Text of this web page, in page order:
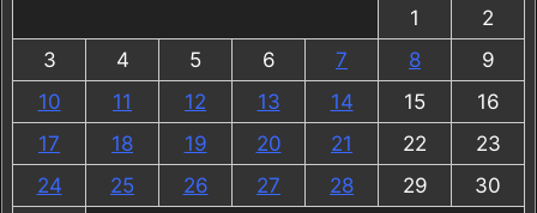
1
2
3
4 5 6 7 8
9
10
11 12 13 14 15
16
17
18 19 20 21 22
23
24
25 26 27 28 29
30